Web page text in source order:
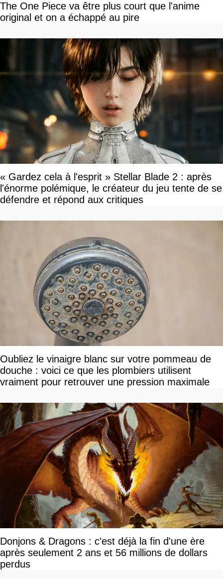
The One Piece va être plus court que l'anime
original et on a échappé au pire
« Gardez cela à l'esprit » Stellar Blade 2 : après
l'énorme polémique, le créateur du jeu tente de se
défendre et répond aux critiques
Oubliez le vinaigre blanc sur votre pommeau de
douche : voici ce que les plombiers utilisent
vraiment pour retrouver une pression maximale
Donjons & Dragons : c'est déjà la fin d'une ère
après seulement 2 ans et 56 millions de dollars
perdus